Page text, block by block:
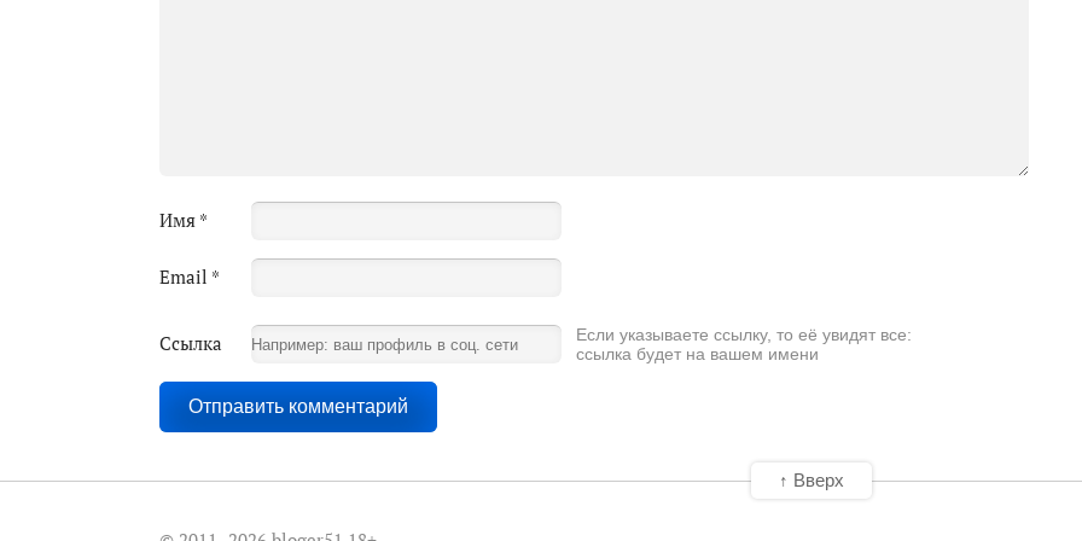
Имя *
Email *
Ссылка
Если указываете ссылку, то её увидят все:
ссылка будет на вашем имени
↑ Вверх